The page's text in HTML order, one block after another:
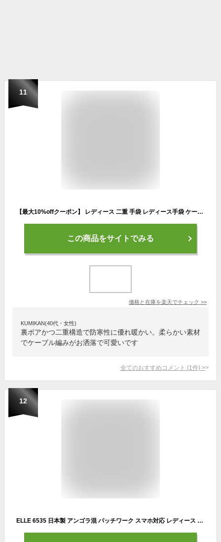
11
【最大10%offクーポン】 レディース 二重 手袋 レディース手袋 ケーブル編み かわいい 自転車 防寒 2重 裏ボア 総ボア 通勤 通学 暖かい 手袋 アウトドア 手袋 冬 物 おしゃれ あったか 手袋 防寒 バイク 手袋 ladies 秋冬用 彼女 誕生日 プレゼント 女性 お買い物マラソン
この商品をサイトでみる
価格と在庫を楽天でチェック >>
KUMIKAN(40代・女性)
裏ボアかつ二重構造で防寒性に優れ暖かい。柔らかい素材
でケーブル編みがお洒落で可愛いです
全てのおすすめコメント (1 件) >
12
ELLE 6535 日本製 アンゴラ混 パッチワーク スマホ対応 レディース ジャージ手袋 Black